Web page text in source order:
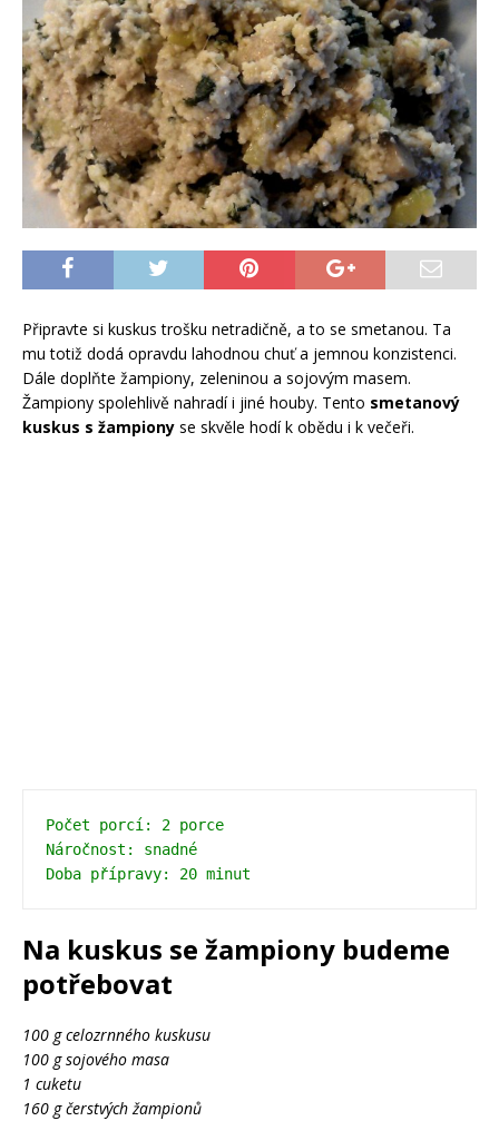
Připravte si kuskus trošku netradičně, a to se smetanou. Ta
mu totiž dodá opravdu lahodnou chuť a jemnou konzistenci.
Dále doplňte žampiony, zeleninou a sojovým masem.
Žampiony spolehlivě nahradí i jiné houby. Tento smetanový
kuskus s žampiony se skvěle hodí k obědu i k večeři.
Počet porcí: 2 porce
Náročnost: snadné
Na kuskus se žampiony budeme
potřebovat
100 g celozrnného kuskusu
100 g sojového masa
1 cuketu
160 g čerstvých žampionů